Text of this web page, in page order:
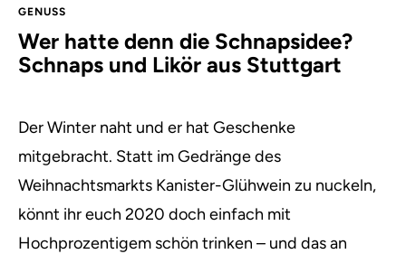
GENUSS
Wer hatte denn die Schnapsidee?
Schnaps und Likör aus Stuttgart
Der Winter naht und er hat Geschenke
mitgebracht. Statt im Gedränge des
Weihnachtsmarkts Kanister-Glühwein zu nuckeln,
könnt ihr euch 2020 doch einfach mit
Hochprozentigem schön trinken – und das an